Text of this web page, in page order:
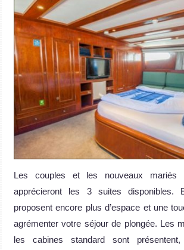
Les couples et les nouveaux
apprécieront les 3 suites disponibles.
proposent encore plus d’espace et une
agrémenter votre séjour de plongée. Les
les cabines standard sont